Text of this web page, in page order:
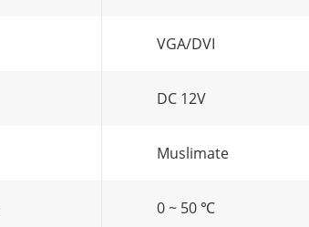
VGA/DVI
DC 12V
Muslimate
0 ~ 50 ℃